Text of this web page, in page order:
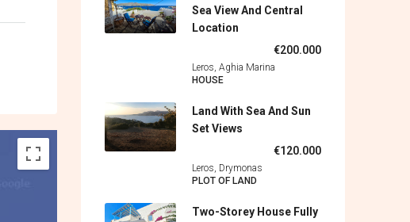
Sea View And Central
Location
€200.000
Leros, Aghia Marina
HOUSE
Land With Sea And Sun
Set Views
€120.000
Leros, Drymonas
PLOT OF LAND
Two-Storey House Fully